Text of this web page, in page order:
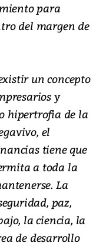
para
del margen de
un concepto
y
hipertrofia de la
el
tiene que
a toda la
La
paz,
la ciencia, la
de desarrollo